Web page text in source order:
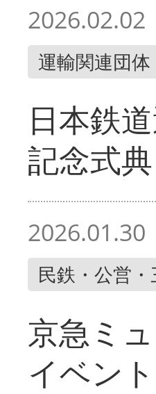
2026.02.02
運輸関連団体
日本鉄
記念式典
2026.01.30
民鉄・公営・
京急ミ
イベン